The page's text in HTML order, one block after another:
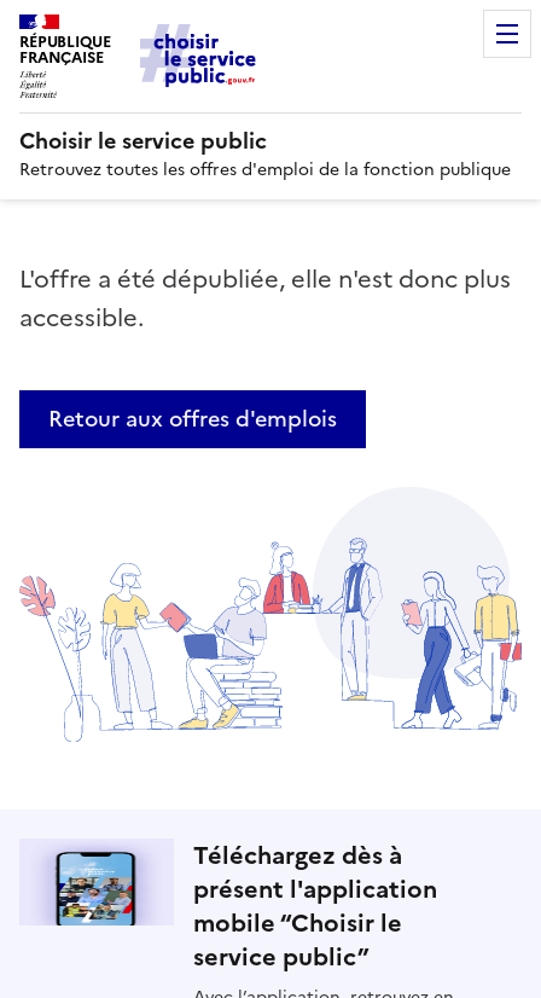
RÉPUBLIQUE
FRANÇAISE
Choisir le service public
Retrouvez toutes les offres d'emploi de la fonction publique
L'offre a été dépubliée, elle n'est donc plus
accessible.
Retour aux offres d'emplois
Téléchargez dès à
présent l'application
mobile “Choisir le
service public”